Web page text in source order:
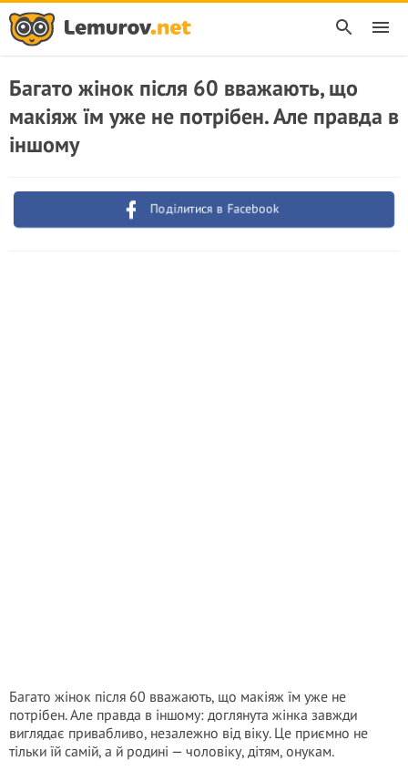
Багато жінок після 60 вважають, що
макіяж їм уже не потрібен. Але правда в
іншому
Поділитися в Facebook
Багато жінок після 60 вважають, що макіяж їм уже не
потрібен. Але правда в іншому: доглянута жінка завжди
виглядає привабливо, незалежно від віку. Це приємно не
тільки їй самій, а й родині — чоловіку, дітям, онукам.